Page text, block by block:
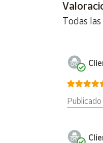
Todas